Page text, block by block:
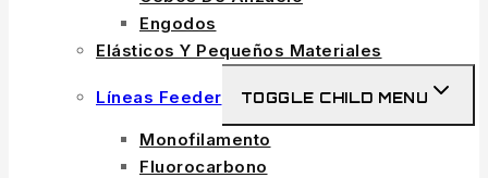
Engodos
Elásticos Y Pequeños Materiales
Líneas Feeder TOGGLE CHILD MENU
Monofilamento
Fluorocarbono